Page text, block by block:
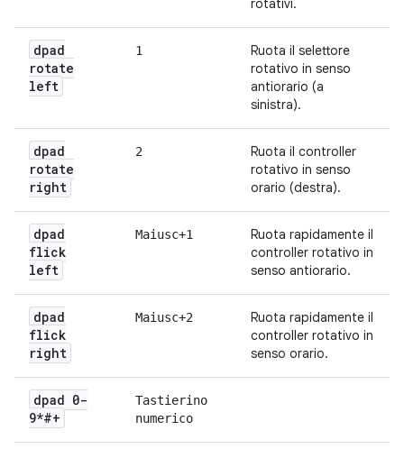
rotativi.
dpad
rotate
left
1
Ruota il selettore
rotativo in senso
antiorario (a
sinistra).
dpad
rotate
right
2
Ruota il controller
rotativo in senso
orario (destra).
dpad
flick
left
Maiusc+1
Ruota rapidamente il
controller rotativo in
senso antiorario.
dpad
flick
right
Maiusc+2
Ruota rapidamente il
controller rotativo in
senso orario.
dpad 0-
9*#+
Tastierino
numerico